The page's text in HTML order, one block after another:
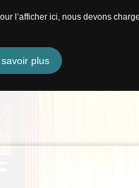
l’afficher ici, nous devons
savoir plus